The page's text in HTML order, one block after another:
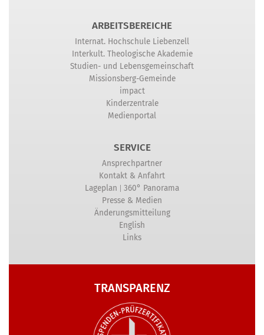
ARBEITSBEREICHE
Internat. Hochschule Liebenzell
Interkult. Theologische Akademie
Studien- und Lebensgemeinschaft
Missionsberg-Gemeinde
impact
Kinderzentrale
Medienportal
SERVICE
Ansprechpartner
Kontakt & Anfahrt
Lageplan | 360° Panorama
Presse & Medien
Änderungsmitteilung
English
Links
TRANSPARENZ